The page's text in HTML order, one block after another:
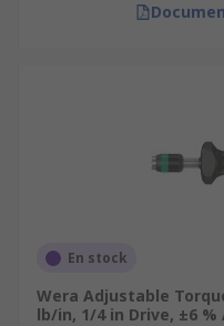
En stock
Wera Adjustable
lb/in, 1/4 in Drive, ±6 %